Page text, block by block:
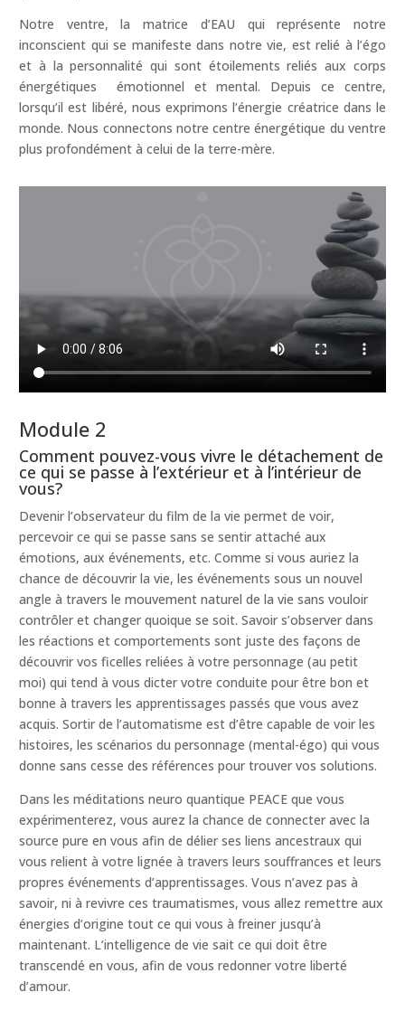
Notre ventre, la matrice d’EAU qui représente notre
inconscient qui se manifeste dans notre vie, est relié à l’égo
et à la personnalité qui sont étoilements reliés aux corps
énergétiques émotionnel et mental. Depuis ce centre,
lorsqu’il est libéré, nous exprimons l’énergie créatrice dans le
monde. Nous connectons notre centre énergétique du ventre
plus profondément à celui de la terre-mère.
Module 2
Comment pouvez-vous vivre le détachement de
ce qui se passe à l’extérieur et à l’intérieur de
vous?
Devenir l’observateur du film de la vie permet de voir,
percevoir ce qui se passe sans se sentir attaché aux
émotions, aux événements, etc. Comme si vous auriez la
chance de découvrir la vie, les événements sous un nouvel
angle à travers le mouvement naturel de la vie sans vouloir
contrôler et changer quoique se soit. Savoir s’observer dans
les réactions et comportements sont juste des façons de
découvrir vos ficelles reliées à votre personnage (au petit
moi) qui tend à vous dicter votre conduite pour être bon et
bonne à travers les apprentissages passés que vous avez
acquis. Sortir de l’automatisme est d’être capable de voir les
histoires, les scénarios du personnage (mental-égo) qui vous
donne sans cesse des références pour trouver vos solutions.
Dans les méditations neuro quantique PEACE que vous
expérimenterez, vous aurez la chance de connecter avec la
source pure en vous afin de délier ses liens ancestraux qui
vous relient à votre lignée à travers leurs souffrances et leurs
propres événements d’apprentissages. Vous n’avez pas à
savoir, ni à revivre ces traumatismes, vous allez remettre aux
énergies d’origine tout ce qui vous à freiner jusqu’à
maintenant. L’intelligence de vie sait ce qui doit être
transcendé en vous, afin de vous redonner votre liberté
d’amour.